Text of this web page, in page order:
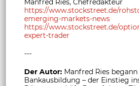
https://www.stockstreet.de/
emerging-markets-news
https://www.stockstreet.de/
expert-trader
---
Der Autor: Manfred Ries begann
Bankausbildung – der Einstieg